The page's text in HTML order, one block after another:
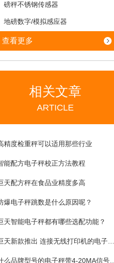
磅秤不锈钢传感器
地磅数字/模拟感应器
查看更多
相关文章
ARTICLE
精度检重秤可以适用那些行业
能配方电子秤校正方法教程
天配方秤在食品业精度多高
爆电子秤跳数是什么原因呢？
天智能电子秤都有哪些选配功能？